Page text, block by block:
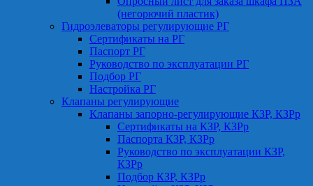
(негорючий пластик)
Гидроэлеваторы регулирующие РГ
Сертификаты на РГ
Паспорт РГ
Руководство по эксплуатации РГ
Подбор РГ
Настройка РГ
Клапаны регулирующие
Клапаны запорно-регулирующие КЗР, КЗРр
Сертификаты на КЗР, КЗРр
Паспорта КЗР, КЗРр
Руководство по эксплуатации КЗР,
КЗРр
Подбор КЗР, КЗРр